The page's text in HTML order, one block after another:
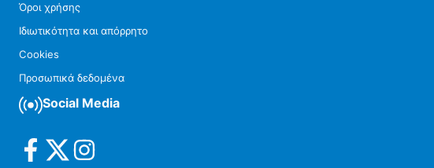
Όροι χρήσης
Ιδιωτικότητα και απόρρητο
Cookies
Προσωπικά δεδομένα
Social Media